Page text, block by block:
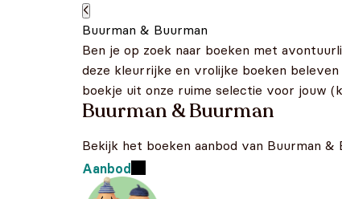
Buurman & Buurman
Ben je op zoek naar boeken met
deze kleurrijke en vrolijke boeken
boekje uit onze ruime selectie voor jouw
Buurman & Buurman
Bekijk het boeken aanbod van Buurman &
Aanbod